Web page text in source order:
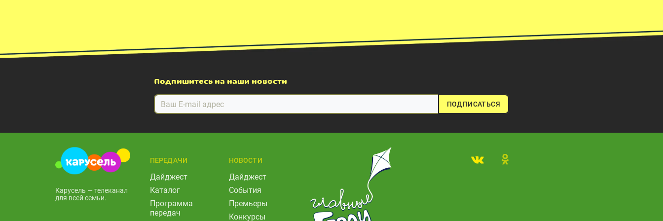
Подпишитесь на наши новости
ПОДПИСАТЬСЯ
Карусель — телеканал
для всей семьи.
ПЕРЕДАЧИ
Дайджест
Каталог
Программа
передач
НОВОСТИ
Дайджест
События
Премьеры
Конкурсы